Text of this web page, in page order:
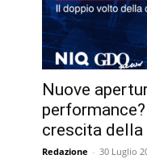
Nuove
crescita della
Redazione - 30 Luglio